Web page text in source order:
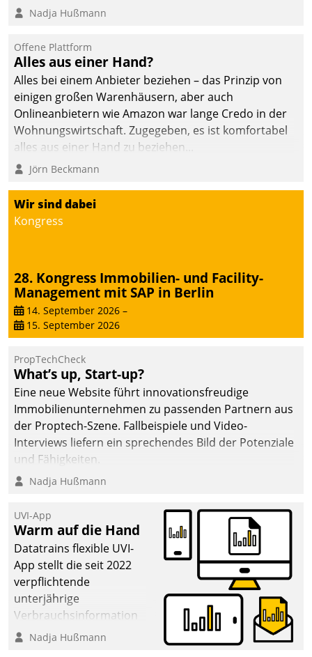
Nadja Hußmann
Offene Plattform
Alles aus einer Hand?
Alles bei einem Anbieter beziehen – das Prinzip von
einigen großen Warenhäusern, aber auch
Onlineanbietern wie Amazon war lange Credo in der
Wohnungswirtschaft. Zugegeben, es ist komfortabel
alles aus einer Hand zu beziehen...
Jörn Beckmann
Wir sind dabei
Kongress
28. Kongress Immobilien- und Facility-
Management mit SAP in Berlin
14. September 2026 –
15. September 2026
PropTechCheck
What’s up, Start-up?
Eine neue Website führt innovationsfreudige
Immobilienunternehmen zu passenden Partnern aus
der Proptech-Szene. Fallbeispiele und Video-
Interviews liefern ein sprechendes Bild der Potenziale
und Fähigkeiten.
Nadja Hußmann
UVI-App
Warm auf die Hand
Datatrains flexible UVI-
App stellt die seit 2022
verpflichtende
unterjährige
Verbrauchsinformation
schnell, zuverlässig und
Nadja Hußmann